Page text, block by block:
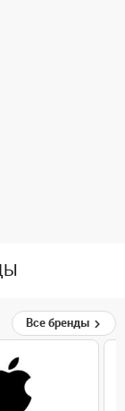
Все бренды